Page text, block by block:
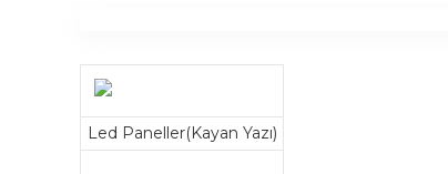
Led Paneller(Kayan Yazı)